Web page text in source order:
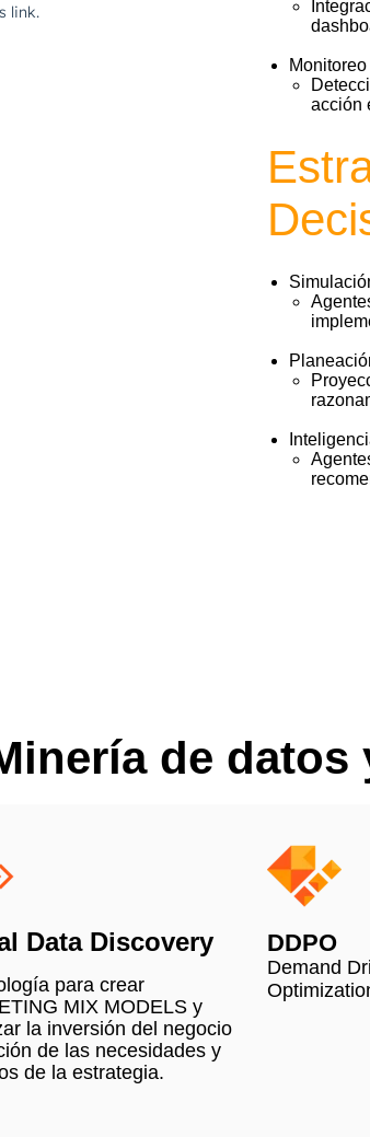
acción
de datos
Data Discovery
para crear
MIX MODELS y
la inversión del negocio
de las necesidades y
de la estrategia.
DDPO
Demand